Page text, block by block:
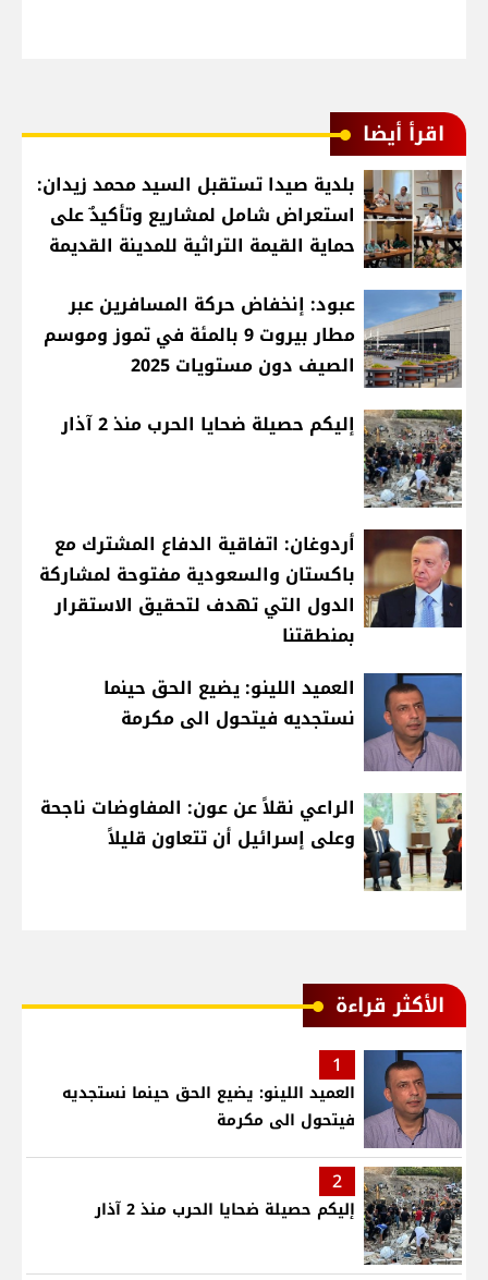
اقرأ أيضا
بلدية صيدا تستقبل السيد محمد زيدان:
استعراض شامل لمشاريع وتأكيدٌ على
حماية القيمة التراثية للمدينة القديمة
عبود: إنخفاض حركة المسافرين عبر
مطار بيروت 9 بالمئة في تموز وموسم
الصيف دون مستويات 2025
إليكم حصيلة ضحايا الحرب منذ 2 آذار
أردوغان: اتفاقية الدفاع المشترك مع
باكستان والسعودية مفتوحة لمشاركة
الدول التي تهدف لتحقيق الاستقرار
بمنطقتنا
العميد اللينو: يضيع الحق حينما
نستجديه فيتحول الى مكرمة
الراعي نقلاً عن عون: المفاوضات ناجحة
وعلى إسرائيل أن تتعاون قليلاً
الأكثر قراءة
1
العميد اللينو: يضيع الحق حينما نستجديه
فيتحول الى مكرمة
2
إليكم حصيلة ضحايا الحرب منذ 2 آذار